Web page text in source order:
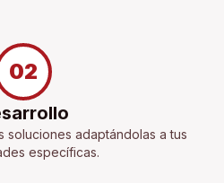
02
soluciones adaptándolas a tus
específicas.